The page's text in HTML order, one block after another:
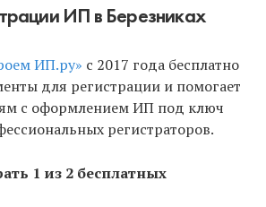
ИП в Березниках
ИП.ру» с 2017 года бесплатно
для регистрации и помогает
с оформлением ИП под ключ
регистраторов.
1 из 2 бесплатных